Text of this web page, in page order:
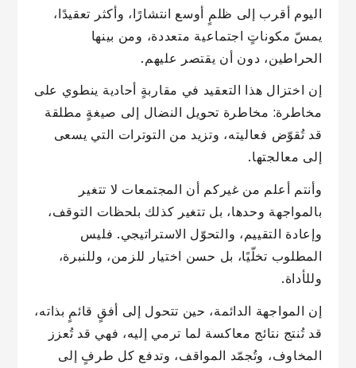
اليوم أقرب إلى ظلمٍ أوسع انتشارًا، وأكثر تعقيدًا،
يمسّ مكوناتٍ اجتماعية متعددة، ومن بينها
الحراطين، دون أن يقتصر عليهم.
إن اختزال هذا التعقيد في مقاربةٍ أحادية ينطوي على
مخاطرة: مخاطرة تحويل النضال إلى صيغةٍ مطلقة
قد تُقوّض فعاليته، وتزيد من التوترات التي يسعى
إلى معالجتها.
وأنتم أعلم من غيركم أن المجتمعات لا تتغير
بالمواجهة وحدها، بل تتغير كذلك بلحظات التوقف،
وإعادة التقييم، والتحوّل الاستراتيجي. فليس
المطلوب تخلّيًا، بل حسن اختيار للزمن، وللنبرة،
وللأداة.
إن المواجهة الدائمة، حين تتحول إلى أفقٍ قائمٍ بذاته،
قد تُنتج نتائج معاكسة لما ترمي إليه، فهي قد تُعزز
المخاوف، وتُجمّد المواقف، وتدفع كل طرفٍ إلى